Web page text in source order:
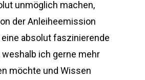
unmöglich machen,
der Anleiheemission
absolut faszinierende
weshalb ich gerne mehr
möchte und Wissen